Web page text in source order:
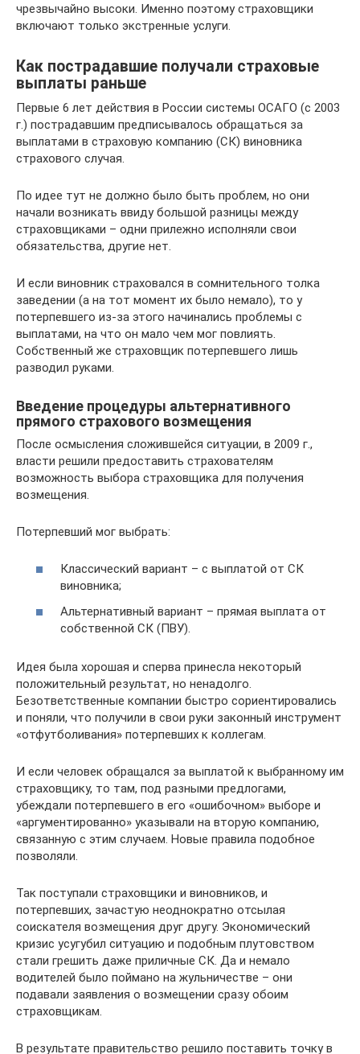
чрезвычайно высоки. Именно поэтому страховщики
включают только экстренные услуги.
Как пострадавшие получали страховые
выплаты раньше
Первые 6 лет действия в России системы ОСАГО (с 2003
г.) пострадавшим предписывалось обращаться за
выплатами в страховую компанию (СК) виновника
страхового случая.
По идее тут не должно было быть проблем, но они
начали возникать ввиду большой разницы между
страховщиками – одни прилежно исполняли свои
обязательства, другие нет.
И если виновник страховался в сомнительного толка
заведении (а на тот момент их было немало), то у
потерпевшего из-за этого начинались проблемы с
выплатами, на что он мало чем мог повлиять.
Собственный же страховщик потерпевшего лишь
разводил руками.
Введение процедуры альтернативного
прямого страхового возмещения
После осмысления сложившейся ситуации, в 2009 г.,
власти решили предоставить страхователям
возможность выбора страховщика для получения
возмещения.
Потерпевший мог выбрать:
Классический вариант – с выплатой от СК
виновника;
Альтернативный вариант – прямая выплата от
собственной СК (ПВУ).
Идея была хорошая и сперва принесла некоторый
положительный результат, но ненадолго.
Безответственные компании быстро сориентировались
и поняли, что получили в свои руки законный инструмент
«отфутболивания» потерпевших к коллегам.
И если человек обращался за выплатой к выбранному им
страховщику, то там, под разными предлогами,
убеждали потерпевшего в его «ошибочном» выборе и
«аргументированно» указывали на вторую компанию,
связанную с этим случаем. Новые правила подобное
позволяли.
Так поступали страховщики и виновников, и
потерпевших, зачастую неоднократно отсылая
соискателя возмещения друг другу. Экономический
кризис усугубил ситуацию и подобным плутовством
стали грешить даже приличные СК. Да и немало
водителей было поймано на жульничестве – они
подавали заявления о возмещении сразу обоим
страховщикам.
В результате правительство решило поставить точку в